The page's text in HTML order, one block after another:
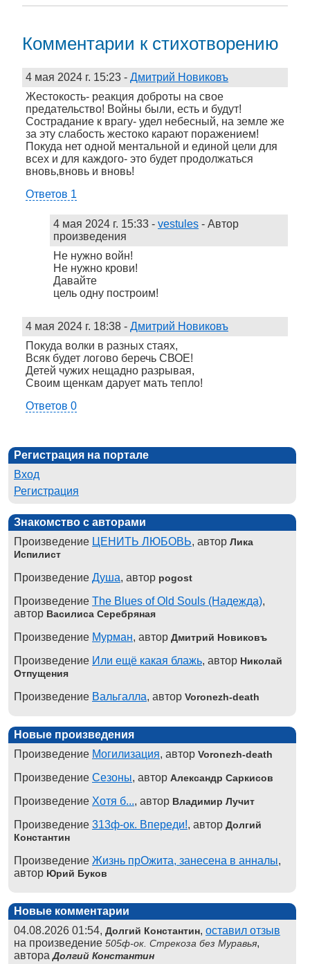
Комментарии к стихотворению
4 мая 2024 г. 15:23 - Дмитрий Новиковъ
Жестокость- реакция доброты на свое
предательство! Войны были, есть и будут!
Сострадание к врагу- удел небесный, на земле же
за эту слабость жестоко карают поражением!
Покуда нет одной ментальной и единой цели для
всех и для каждого- это будет продолжаться
вновь,вновь и вновь!
Ответов 1
4 мая 2024 г. 15:33 - vestules - Автор
произведения
Не нужно войн!
Не нужно крови!
Давайте
цель одну построим!
4 мая 2024 г. 18:38 - Дмитрий Новиковъ
Покуда волки в разных стаях,
Всяк будет логово беречь СВОЕ!
Детей чужих нещадно разрывая,
Своим щенкам дарует мать тепло!
Ответов 0
Регистрация на портале
Вход
Регистрация
Знакомство с авторами
Произведение ЦЕНИТЬ ЛЮБОВЬ, автор Лика
Испилист
Произведение Душа, автор pogost
Произведение The Blues of Old Souls (Надежда),
автор Василиса Серебряная
Произведение Мурман, автор Дмитрий Новиковъ
Произведение Или ещё какая блажь, автор Николай
Отпущения
Произведение Вальгалла, автор Voronezh-death
Новые произведения
Произведение Могилизация, автор Voronezh-death
Произведение Сезоны, автор Александр Саркисов
Произведение Хотя б..., автор Владимир Лучит
Произведение 313ф-ок. Впереди!, автор Долгий
Константин
Произведение Жизнь прОжита, занесена в анналы,
автор Юрий Буков
Новые комментарии
04.08.2026 01:54, Долгий Константин, оставил отзыв
на произведение 505ф-ок. Стрекоза без Муравья,
автораДолгий Константин